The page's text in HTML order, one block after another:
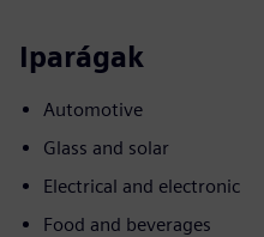
Iparágak
Automotive
Glass and solar
Electrical and electronic
Food and beverages